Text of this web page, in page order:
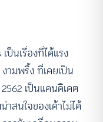
ป็นเรื่องที่ได้แรง
มพริ้ง ที่เคยเป็น
เป็นแคนดิเดต
สนใจของเค้าไม่ได้